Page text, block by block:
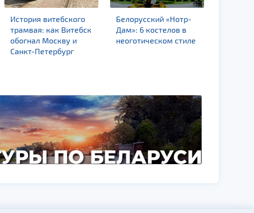
История витебского
трамвая: как Витебск
обогнал Москву и
Санкт-Петербург
Белорусский «Нотр-
Дам»: 6 костелов в
неоготическом стиле